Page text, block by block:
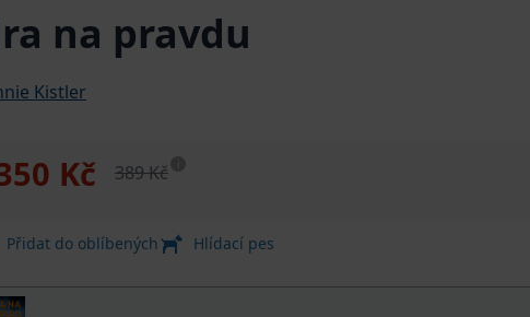
na pravdu
Kistler
Kč 389 Kč
Přidat do oblíbených Hlídací pes